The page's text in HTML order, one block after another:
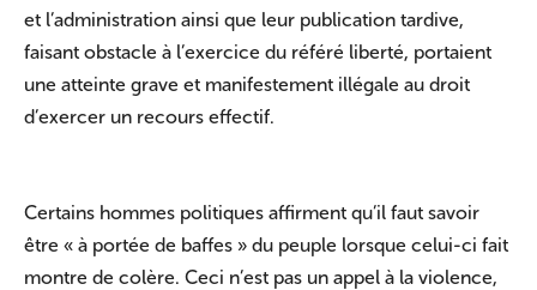
et l’administration ainsi que leur publication tardive,
faisant obstacle à l’exercice du référé liberté, portaient
une atteinte grave et manifestement illégale au droit
d’exercer un recours effectif.
Certains hommes politiques affirment qu’il faut savoir
être « à portée de baffes » du peuple lorsque celui-ci fait
montre de colère. Ceci n’est pas un appel à la violence,